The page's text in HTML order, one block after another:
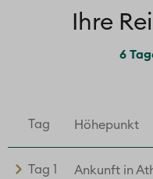
Ihre
6
Tag Höhepunkt
Tag 1
Ankunft in